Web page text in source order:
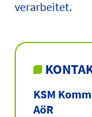
verarbeitet.
KSM
AöR